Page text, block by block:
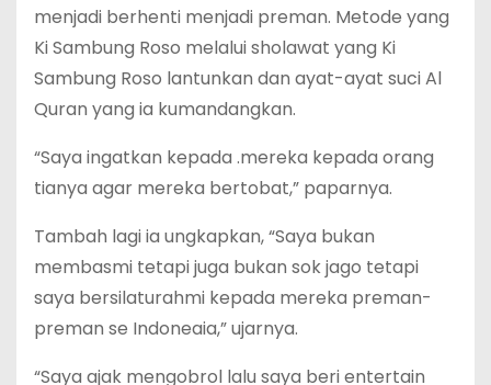
menjadi berhenti menjadi preman. Metode yang
Ki Sambung Roso melalui sholawat yang Ki
Sambung Roso lantunkan dan ayat-ayat suci Al
Quran yang ia kumandangkan.
“Saya ingatkan kepada .mereka kepada orang
tianya agar mereka bertobat,” paparnya.
Tambah lagi ia ungkapkan, “Saya bukan
membasmi tetapi juga bukan sok jago tetapi
saya bersilaturahmi kepada mereka preman-
preman se Indoneaia,” ujarnya.
“Saya ajak mengobrol lalu saya beri entertain